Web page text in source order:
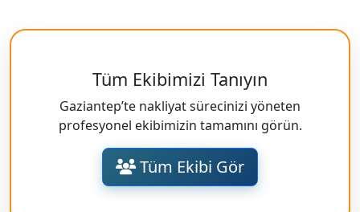
Tüm Ekibimizi Tanıyın
Gaziantep’te nakliyat sürecinizi yöneten
profesyonel ekibimizin tamamını görün.
Tüm Ekibi Gör